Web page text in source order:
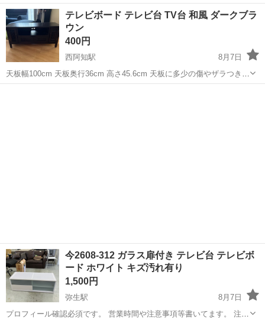
⚠️ 当店はリサイクルショップの為、原則として 返品・交換や修理等の
対応は致しかねます。 家電等に関しましては、ご購入から３日以内に
商品の不備や故障があっ...
岡山 倉敷市 弥生駅 収納家具
テレビボード テレビ台 TV台 和風 ダークブラ
ウン
400円
西阿知駅
8月7日
天板幅100cm 天板奥行36cm 高さ45.6cm 天板に多少の傷やザラつきは
ありますがまだまだご使用頂ける程度のものとの認識です 早期処分希
今2608-312 ガラス扉付き テレビ台 テレビボ
ード ホワイト キズ汚れ有り
1,500円
弥生駅
8月7日
プロフィール確認必須です。 営業時間や注意事項等書いてます。 注意